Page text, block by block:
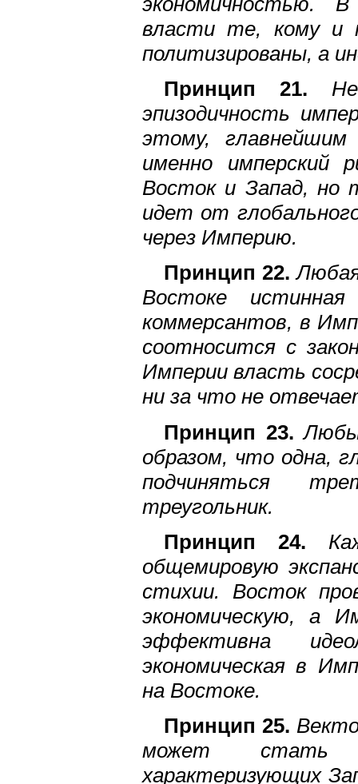
власти те, кому и
политизированы, а
Принцип 21.
эпизодичность
этому, главнейшим
именно имперский
Восток и Запад, но
идет от
через Империю.
Принцип 22.
Востоке
коммерсантов, в
соотносится с
Империи власть
ни за что не
Принцип 23.
образом, что одна,
подчиняться
треугольник.
Принцип 24.
общемировую
стихии. Восток
экономическую, а
эффективна
экономическая в
на Востоке.
Принцип 25.
может стать
характеризующих